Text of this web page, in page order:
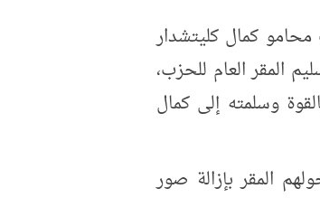
كمال كليتشدار
المقر العام للحزب،
وسلمته إلى كمال
المقر بإزالة صور